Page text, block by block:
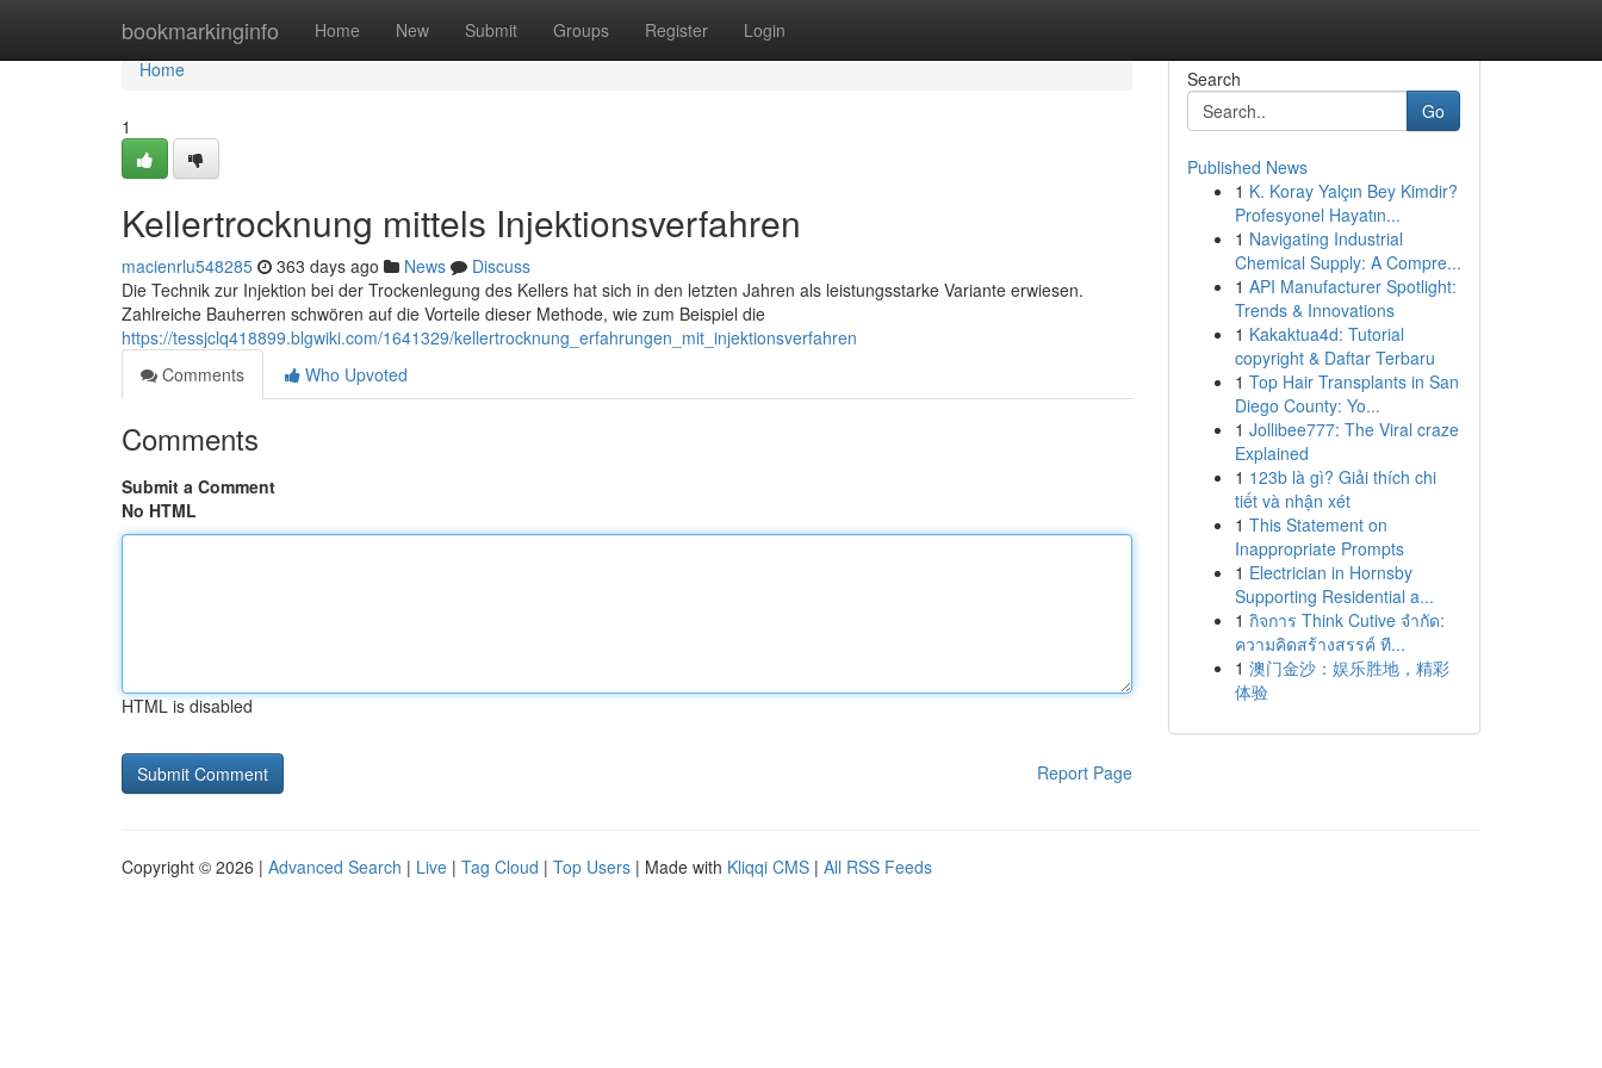
bookmarkinginfo Home New Submit Groups Register Login
Home
Home
1
Kellertrocknung mittels Injektionsverfahren
macienrlu548285 363 days ago News
Discuss
Die Technik zur Injektion bei der Trockenlegung des Kellers hat sich in den letzten Jahren als leistungsstarke Variante erwiesen.
Zahlreiche Bauherren schwören auf die Vorteile dieser Methode, wie zum Beispiel die
https://tessjclq418899.blgwiki.com/1641329/kellertrocknung_erfahrungen_mit_injektionsverfahren
Comments
Who Upvoted
Comments
Submit a Comment
No HTML
HTML is disabled
Report Page
Search
Go
Published News
1 K. Koray Yalçın Bey Kimdir?
Profesyonel Hayatın...
1 Navigating Industrial
Chemical Supply: A Compre...
1 API Manufacturer Spotlight:
Trends & Innovations
1 Kakaktua4d: Tutorial
copyright & Daftar Terbaru
1 Top Hair Transplants in San
Diego County: Yo...
1 Jollibee777: The Viral craze
Explained
1 123b là gì? Giải thích chi
tiết và nhận xét
1 This Statement on
Inappropriate Prompts
1 Electrician in Hornsby
Supporting Residential a...
1 กิจการ Think Cutive จำกัด:
ความคิดสร้างสรรค์ ที...
1 澳门金沙：娱乐胜地，精彩
体验
Copyright © 2026 | Advanced Search | Live | Tag Cloud | Top Users | Made with Kliqqi CMS | All RSS Feeds